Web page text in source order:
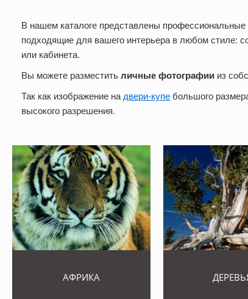
В нашем каталоге представлены профессиональные
подходящие для вашего интерьера в любом стиле:
или кабинета.
Вы можете разместитьличные фотографии из
Так как изображение на двери-купе большого
высокого разрешения.
АФРИКА